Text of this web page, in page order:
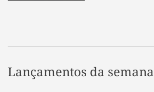
Lançamentos da semana